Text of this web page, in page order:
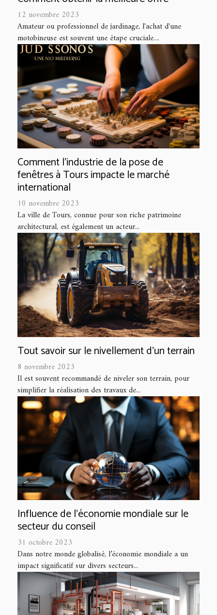
12 novembre 2023
Amateur ou professionnel de jardinage, l'achat d'une
motobineuse est souvent une étape cruciale....
Comment l'industrie de la pose de
fenêtres à Tours impacte le marché
international
10 novembre 2023
La ville de Tours, connue pour son riche patrimoine
architectural, est également un acteur...
Tout savoir sur le nivellement d’un terrain
8 novembre 2023
Il est souvent recommandé de niveler son terrain, pour
simplifier la réalisation des travaux de...
Influence de l'économie mondiale sur le
secteur du conseil
31 octobre 2023
Dans notre monde globalisé, l’économie mondiale a un
impact significatif sur divers secteurs...